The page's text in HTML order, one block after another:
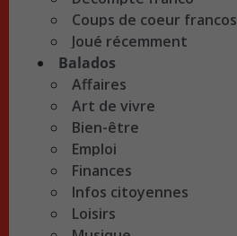
Coups de coeur francos
Joué récemment
Balados
Affaires
Art de vivre
Bien-être
Emploi
Finances
Infos citoyennes
Loisirs